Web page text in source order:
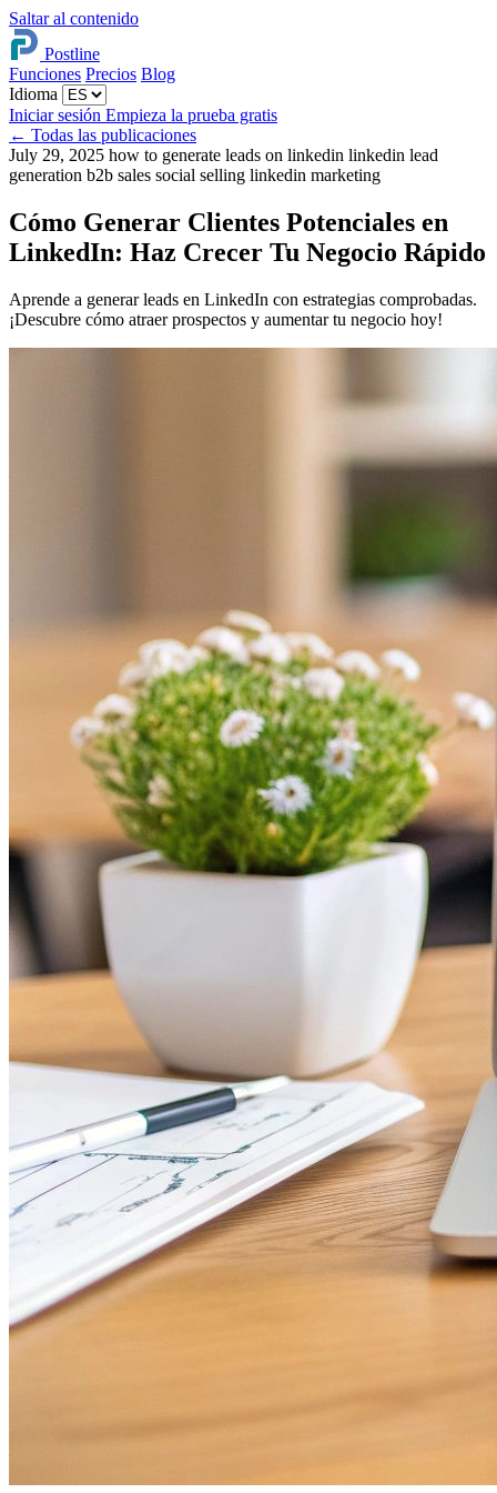
Saltar al contenido
Postline
Funciones Precios Blog
Idioma
Iniciar sesión Empieza la prueba gratis
← Todas las publicaciones
July 29, 2025 how to generate leads on linkedin linkedin lead
generation b2b sales social selling linkedin marketing
Cómo Generar Clientes Potenciales en
LinkedIn: Haz Crecer Tu Negocio Rápido
Aprende a generar leads en LinkedIn con estrategias comprobadas.
¡Descubre cómo atraer prospectos y aumentar tu negocio hoy!